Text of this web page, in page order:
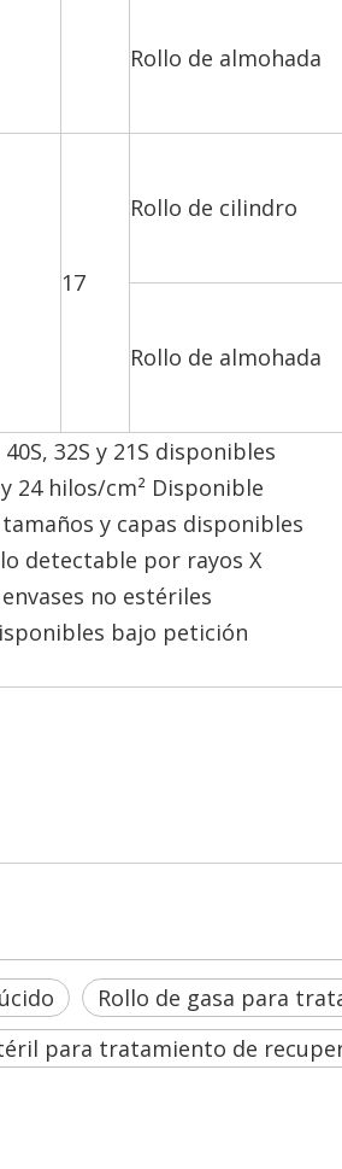
Rollo de almohada
17
Rollo de cilindro
Rollo de almohada
32S y 21S disponibles
y 24 hilos/cm² Disponible
y capas disponibles
detectable por rayos X
no estériles
bajo petición
Rollo de gasa para
para tratamiento de